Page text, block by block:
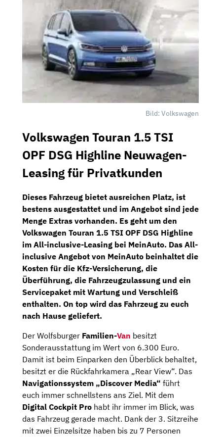
Bild: Volkswagen
Volkswagen Touran 1.5 TSI
OPF DSG Highline Neuwagen-
Leasing für Privatkunden
Dieses Fahrzeug bietet ausreichen Platz, ist
bestens ausgestattet und im Angebot sind jede
Menge Extras vorhanden. Es geht um den
Volkswagen Touran 1.5 TSI OPF DSG Highline
im All-inclusive-Leasing bei MeinAuto. Das All-
inclusive Angebot von MeinAuto beinhaltet die
Kosten für die Kfz-Versicherung, die
Überführung, die Fahrzeugzulassung und ein
Servicepaket mit Wartung und Verschleiß
enthalten. On top wird das Fahrzeug zu euch
nach Hause geliefert.
Der Wolfsburger Familien-Van besitzt
Sonderausstattung im Wert von 6.300 Euro.
Damit ist beim Einparken den Überblick behaltet,
besitzt er die Rückfahrkamera „Rear View“. Das
Navigationssystem „Discover Media“ führt
euch immer schnellstens ans Ziel. Mit dem
Digital Cockpit Pro habt ihr immer im Blick, was
das Fahrzeug gerade macht. Dank der 3. Sitzreihe
mit zwei Einzelsitze haben bis zu 7 Personen